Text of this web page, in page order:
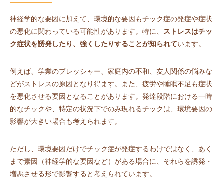
神経学的な要因に加えて、環境的な要因もチック症の発症や症状
の悪化に関わっている可能性があります。特に、
ストレスはチッ
ク症状を誘発したり、強くしたりすることが知られています。
例えば、学業のプレッシャー、家庭内の不和、友人関係の悩みな
どがストレスの原因となり得ます。また、疲労や睡眠不足も症状
を悪化させる要因となることがあります。発達段階における一時
的なチックや、特定の状況下でのみ現れるチックは、環境要因の
影響が大きい場合も考えられます。
ただし、環境要因だけでチック症が発症するわけではなく、あく
まで素因（神経学的な要因など）がある場合に、それらを誘発・
増悪させる形で影響すると考えられています。